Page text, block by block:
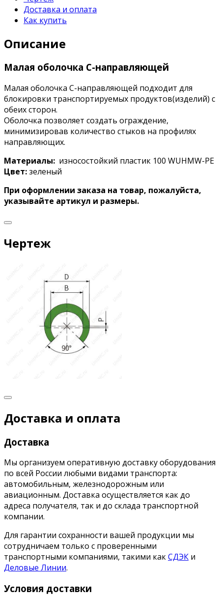
Доставка и оплата
Как купить
Описание
Малая оболочка С-направляющей
Малая оболочка С-направляющей подходит для
блокировки транспортируемых продуктов(изделий) с
обеих сторон.
Оболочка позволяет создать ограждение,
минимизировав количество стыков на профилях
направляющих.
Материалы: износостойкий пластик 100 WUHMW-PE
Цвет:зеленый
При оформлении заказа на товар, пожалуйста,
указывайте артикул и размеры.
Чертеж
Доставка и оплата
Доставка
Мы организуем оперативную доставку оборудования
по всей России любыми видами транспорта:
автомобильным, железнодорожным или
авиационным. Доставка осуществляется как до
адреса получателя, так и до склада транспортной
компании.
Для гарантии сохранности вашей продукции мы
сотрудничаем только с проверенными
транспортными компаниями, такими какСДЭК и
Деловые Линии.
Условия доставки